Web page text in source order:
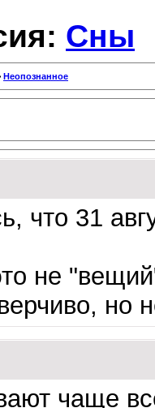
Сны
Неопознанное
что 31
не
но
чаще